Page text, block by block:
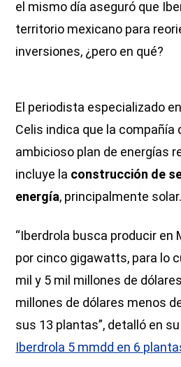
el mismo día aseguró que
territorio mexicano para
inversiones, ¿pero en qué?
El periodista especializado
Celis indica que la compañía
ambicioso plan de energías
incluye la construcción de
energía, principalmente solar.
“Iberdrola busca producir en
por cinco gigawatts, para lo
mil y 5 mil millones de
millones de dólares menos
sus 13 plantas”, detalló en
Iberdrola 5 mmdd en 6